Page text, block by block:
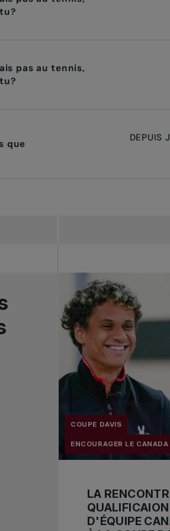
pas au tennis,
que
DEPUIS
COUPE DAVIS
ENCOURAGER LE CANADA
LA
QUALIFICAION
D'ÉQUIPE